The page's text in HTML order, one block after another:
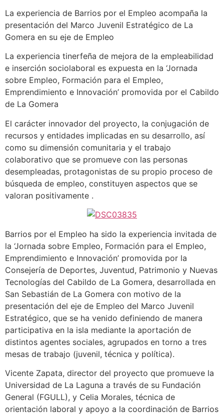
La experiencia de Barrios por el Empleo acompaña la
presentación del Marco Juvenil Estratégico de La
Gomera en su eje de Empleo
La experiencia tinerfeña de mejora de la empleabilidad
e inserción sociolaboral es expuesta en la ‘Jornada
sobre Empleo, Formación para el Empleo,
Emprendimiento e Innovación’ promovida por el Cabildo
de La Gomera
El carácter innovador del proyecto, la conjugación de
recursos y entidades implicadas en su desarrollo, así
como su dimensión comunitaria y el trabajo
colaborativo que se promueve con las personas
desempleadas, protagonistas de su propio proceso de
búsqueda de empleo, constituyen aspectos que se
valoran positivamente .
Barrios por el Empleo ha sido la experiencia invitada de
la ‘Jornada sobre Empleo, Formación para el Empleo,
Emprendimiento e Innovación’ promovida por la
Consejería de Deportes, Juventud, Patrimonio y Nuevas
Tecnologías del Cabildo de La Gomera, desarrollada en
San Sebastián de La Gomera con motivo de la
presentación del eje de Empleo del Marco Juvenil
Estratégico, que se ha venido definiendo de manera
participativa en la isla mediante la aportación de
distintos agentes sociales, agrupados en torno a tres
mesas de trabajo (juvenil, técnica y política).
Vicente Zapata, director del proyecto que promueve la
Universidad de La Laguna a través de su Fundación
General (FGULL), y Celia Morales, técnica de
orientación laboral y apoyo a la coordinación de Barrios